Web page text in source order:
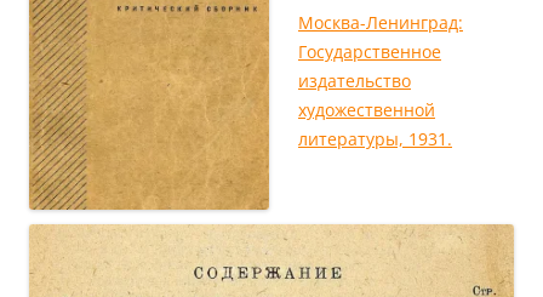
Москва-Ленинград:
Государственное
издательство
художественной
литературы, 1931.